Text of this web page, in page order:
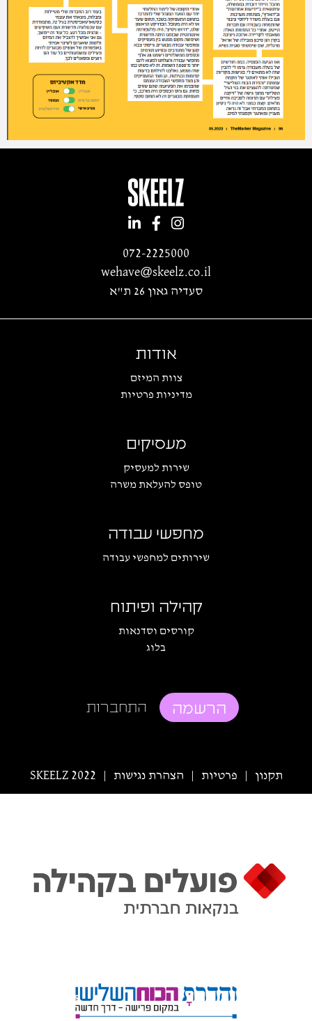
072-2225000
wehave@skeelz.co.il
סעדיה גאון 26 ת"א
אודות
צוות המיזם
מדיניות פרטיות
מעסיקים
שירות למעסיק
טופס להעלאת משרה
מחפשי עבודה
שירותים למחפשי עבודה
קהילה ופיתוח
קורסים וסדנאות
בלוג
הרשמה התחברות
תקנון פרטיות הצהרת נגישות SKEELZ 2022